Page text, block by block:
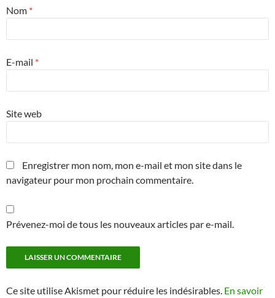
Nom *
E-mail *
Site web
Enregistrer mon nom, mon e-mail et mon site dans le
navigateur pour mon prochain commentaire.
Prévenez-moi de tous les nouveaux articles par e-mail.
Ce site utilise Akismet pour réduire les indésirables. En savoir